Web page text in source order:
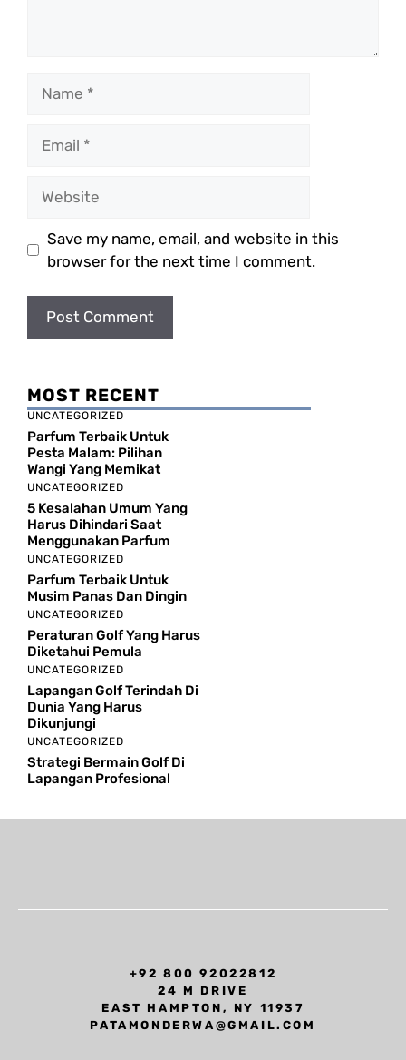
Save my name, email, and website in this
browser for the next time I comment.
MOST RECENT
UNCATEGORIZED
Parfum Terbaik Untuk
Pesta Malam: Pilihan
Wangi Yang Memikat
UNCATEGORIZED
5 Kesalahan Umum Yang
Harus Dihindari Saat
Menggunakan Parfum
UNCATEGORIZED
Parfum Terbaik Untuk
Musim Panas Dan Dingin
UNCATEGORIZED
Peraturan Golf Yang Harus
Diketahui Pemula
UNCATEGORIZED
Lapangan Golf Terindah Di
Dunia Yang Harus
Dikunjungi
UNCATEGORIZED
Strategi Bermain Golf Di
Lapangan Profesional
+92 800 92022812
24 M DRIVE
EAST HAMPTON, NY 11937
PATAMONDERWA@GMAIL.COM